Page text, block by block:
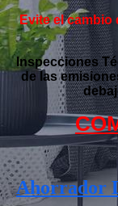
Evite el cambio
Inspecciones
de las
Ahorrador